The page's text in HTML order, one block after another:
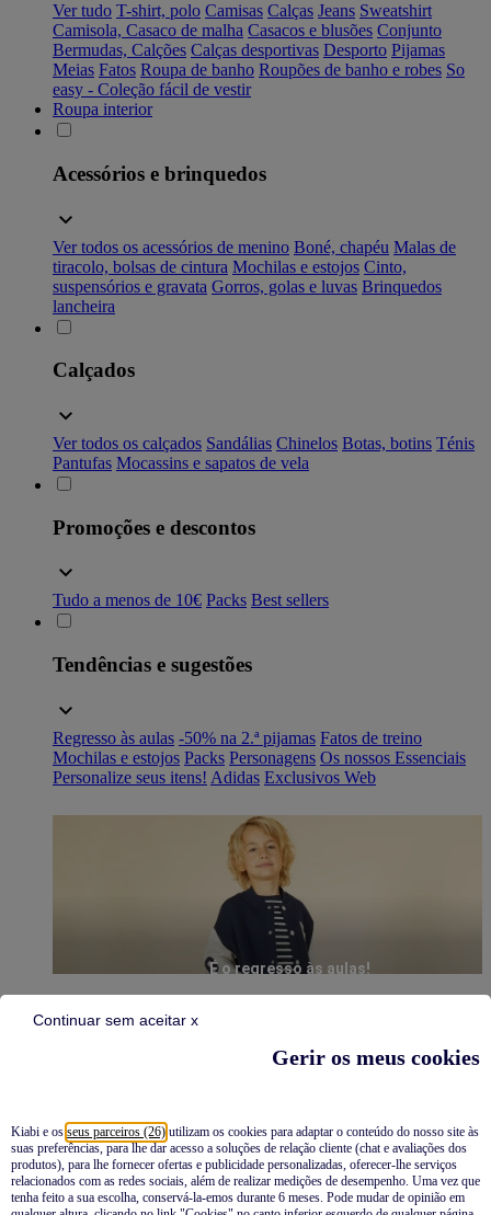
Gerir os meus cookies
Kiabi e os seus parceiros (26) utilizam os cookies para adaptar o conteúdo do nosso site às
suas preferências, para lhe dar acesso a soluções de relação cliente (chat e avaliações dos
produtos), para lhe fornecer ofertas e publicidade personalizadas, oferecer-lhe serviços
relacionados com as redes sociais, além de realizar medições de desempenho. Uma vez que
tenha feito a sua escolha, conservá-la-emos durante 6 meses. Pode mudar de opinião em
Continuar sem aceitar x
Ver tudo T-shirt, polo Camisas Calças Jeans Sweatshirt
Camisola, Casaco de malha Casacos e blusões Conjunto
Bermudas, Calções Calças desportivas Desporto Pijamas
Meias Fatos Roupa de banho Roupões de banho e robes So
easy - Coleção fácil de vestir
Roupa interior
Acessórios e brinquedos
Ver todos os acessórios de menino Boné, chapéu Malas de
tiracolo, bolsas de cintura Mochilas e estojos Cinto,
suspensórios e gravata Gorros, golas e luvas Brinquedos
lancheira
Calçados
Ver todos os calçados Sandálias Chinelos Botas, botins Ténis
Pantufas Mocassins e sapatos de vela
Promoções e descontos
Tudo a menos de 10€ Packs Best sellers
Tendências e sugestões
Regresso às aulas -50% na 2.ª pijamas Fatos de treino
Mochilas e estojos Packs Personagens Os nossos Essenciais
Personalize seus itens! Adidas Exclusivos Web
É o regresso às aulas!
Pijamas
Novidades